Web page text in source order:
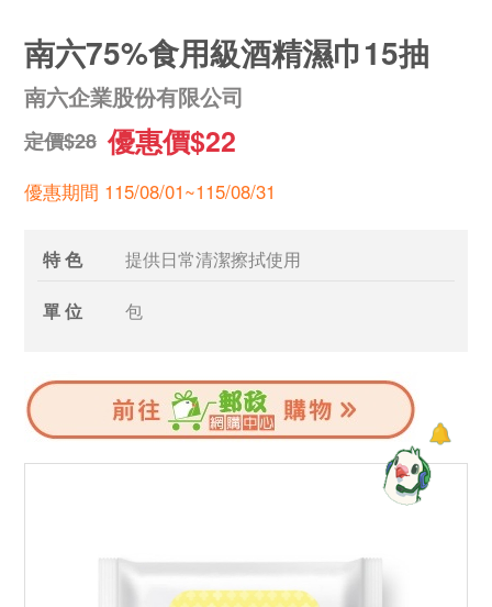
南六75%食用級酒精濕巾15抽
南六企業股份有限公司
定價$28 優惠價$22
優惠期間 115/08/01~115/08/31
特 色 提供日常清潔擦拭使用
單 位 包